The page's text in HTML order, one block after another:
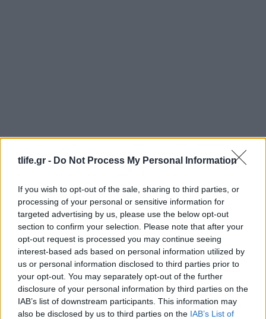
tlife.gr - Do Not Process My Personal Information
If you wish to opt-out of the sale, sharing to third parties, or
processing of your personal or sensitive information for
targeted advertising by us, please use the below opt-out
section to confirm your selection. Please note that after your
opt-out request is processed you may continue seeing
interest-based ads based on personal information utilized by
us or personal information disclosed to third parties prior to
your opt-out. You may separately opt-out of the further
disclosure of your personal information by third parties on the
IAB’s list of downstream participants. This information may
also be disclosed by us to third parties on the IAB’s List of